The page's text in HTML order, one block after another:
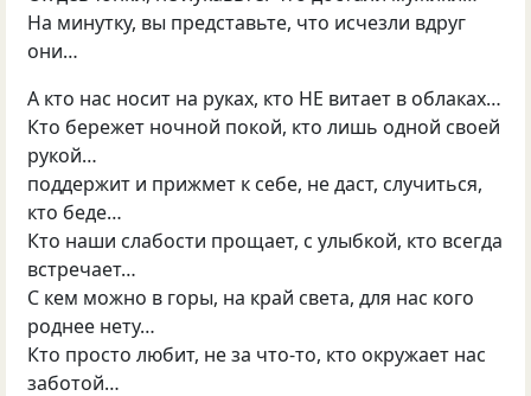
На минутку, вы представьте, что исчезли вдруг
они…
А кто нас носит на руках, кто НЕ витает в облаках…
Кто бережет ночной покой, кто лишь одной своей
рукой…
поддержит и прижмет к себе, не даст, случиться,
кто беде…
Кто наши слабости прощает, с улыбкой, кто всегда
встречает…
С кем можно в горы, на край света, для нас кого
роднее нету…
Кто просто любит, не за что-то, кто окружает нас
заботой…